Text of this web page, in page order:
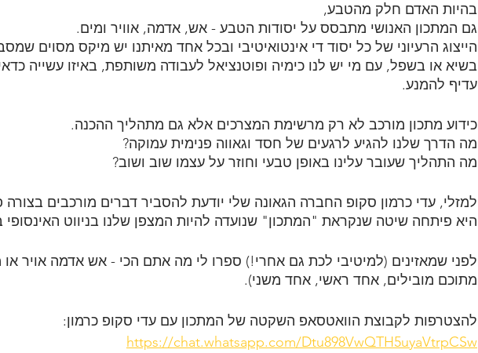
בהיות האדם חלק מהטבע,
גם המתכון האנושי מתבסס על יסודות הטבע - אש, אדמה, אוויר ומים.
הייצוג הרעיוני של כל יסוד די אינטואיטיבי ובכל אחד מאיתנו יש מיקס מסוים
בשיא או בשפל, עם מי יש לנו כימיה ופוטנציאל לעבודה משותפת, באיזו עשייה
עדיף להמנע.
כידוע מתכון מורכב לא רק מרשימת המצרכים אלא גם מתהליך ההכנה.
מה הדרך שלנו להגיע לרגעים של חסד וגאווה פנימית עמוקה?
מה התהליך שעובר עלינו באופן טבעי וחוזר על עצמו שוב ושוב?
למזלי, עדי כרמון סקופ החברה הגאונה שלי יודעת להסביר דברים מורכבים
היא פיתחה שיטה שנקראת "המתכון" שנועדה להיות המצפן שלנו בניווט האינסופי
לפני שמאזינים (למיטיבי לכת גם אחרי!) ספרו לי מה אתם הכי - אש אדמה אויר או
מתוכם מובילים, אחד ראשי, אחד משני).
להצטרפות לקבוצת הוואטסאפ השקטה של המתכון עם עדי סקופ כרמון:
https://chat.whatsapp.com/Dtu898VwQTH5uyaVtrpCSw